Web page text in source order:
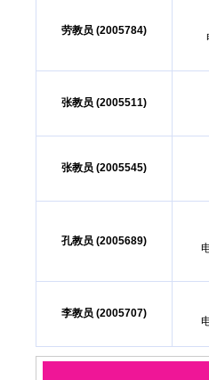
劳教员 (2005784)
张教员 (2005511)
张教员 (2005545)
孔教员 (2005689)
李教员 (2005707)